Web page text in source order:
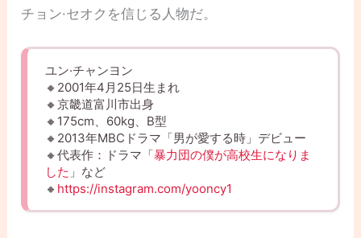
チョン·セオクを信じる人物だ。
ユン·チャンヨン
🔸2001年4月25日生まれ
🔸京畿道富川市出身
🔸175cm、60kg、B型
🔸2013年MBCドラマ「男が愛する時」デビュー
🔸代表作：ドラマ「暴力団の僕が高校生になりま
した 」など
🔸 https://instagram.com/yooncy1